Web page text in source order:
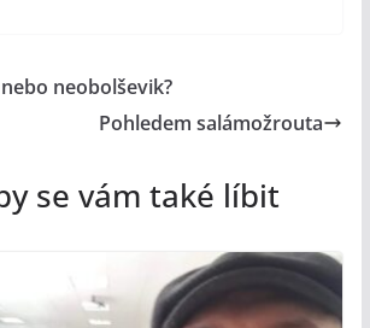
neobolševik?
Pohledem salámožrouta
se vám také líbit